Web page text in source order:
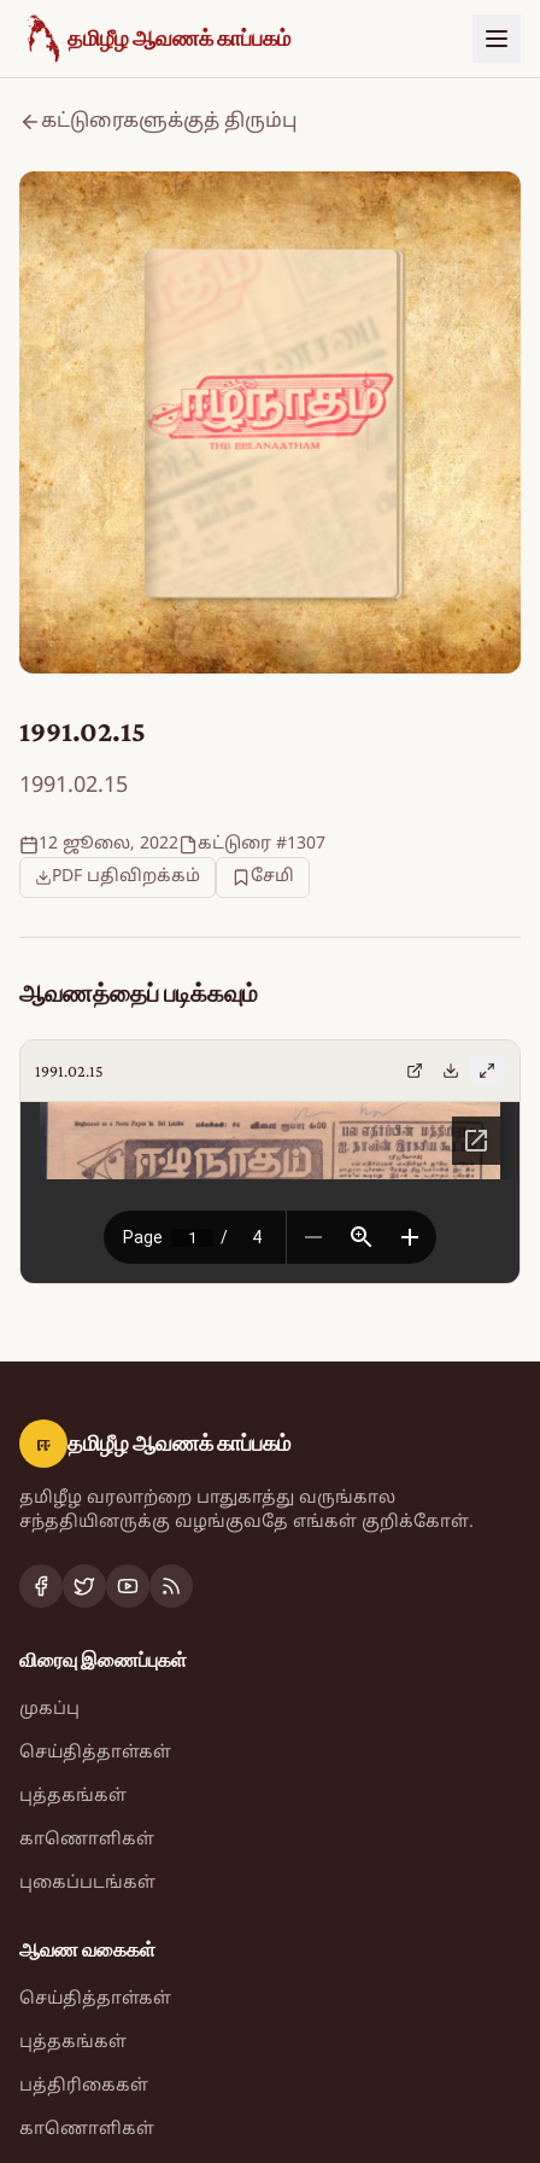
உள்ளடக்கத்திற்குச் செல்க
தமிழீழ ஆவணக் காப்பகம்
கட்டுரைகளுக்குத் திரும்பு
1991.02.15
1991.02.15
12 ஜூலை, 2022
கட்டுரை #1307
PDF பதிவிறக்கம்
சேமி
ஆவணத்தைப் படிக்கவும்
1991.02.15
ஈ தமிழீழ ஆவணக் காப்பகம்
தமிழீழ வரலாற்றை பாதுகாத்து வருங்கால
சந்ததியினருக்கு வழங்குவதே எங்கள் குறிக்கோள்.
விரைவு இணைப்புகள்
முகப்பு
செய்தித்தாள்கள்
புத்தகங்கள்
காணொளிகள்
புகைப்படங்கள்
ஆவண வகைகள்
செய்தித்தாள்கள்
புத்தகங்கள்
பத்திரிகைகள்
காணொளிகள்